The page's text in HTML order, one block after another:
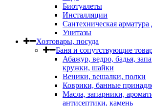
Биотуалеты
Инсталляции
Сантехническая арматура
Унитазы
Хозтовары, посуда
Баня и сопутствующие
Абажур, ведро, бадья,
кружки, шайки
Веники, вешалки, полки
Коврики, банные
Масла, запарники,
антисептики, камень